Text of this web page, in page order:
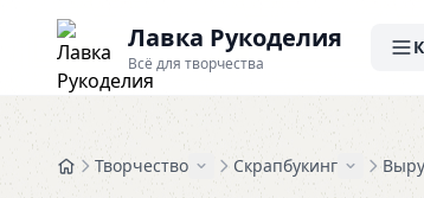
Лавка Рукоделия
Всё для творчества
Творчество Скрапбукинг